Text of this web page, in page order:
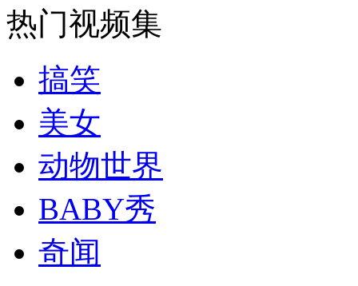
纽约上演“枕头大战”
司机酒驾遇交警 急速倒车逃窜
热门视频集
搞笑
美女
动物世界
BABY秀
奇闻